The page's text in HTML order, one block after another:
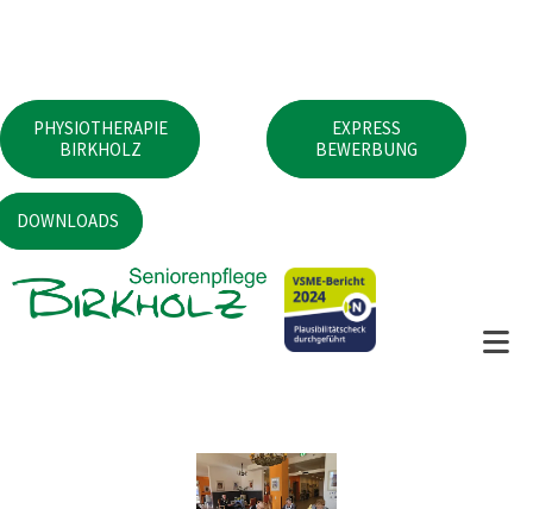
PHYSIOTHERAPIE
BIRKHOLZ
EXPRESS
BEWERBUNG
DOWNLOADS